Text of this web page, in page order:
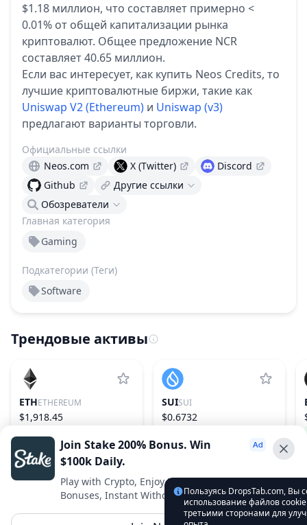
$1.18 миллион, что составляет примерно <
0.01% от общей капитализации рынка
криптовалют. Общее предложение NCR
составляет 40.65 миллион.
Если вас интересует, как купить Neos Credits, то
лучшие криптовалютные биржи, такие как
Uniswap V2 (Ethereum) и Uniswap (v3)
предлагают варианты торговли.
Главная категория
Gaming
Подкатегории (Теги)
Software
Официальные ссылки
Neos.com
X (Twitter)
Discord
Github
Другие ссылки
Обозреватели
Трендовые активы
ETHETHEREUM
$1,918.45
SUISUI
$0.6732
Advertise With Us ⭐️
Interested in advertising? Reach us out
DropsTab.com
Пользуясь DropsTab.com, Вы
использование файлов
третьими сторонами для
Join Stake 200% Bonus. Win
$100k Daily.
Play with Crypto, Enjoy Best VIP Club, Daily
Bonuses, Instant Withdrawals.